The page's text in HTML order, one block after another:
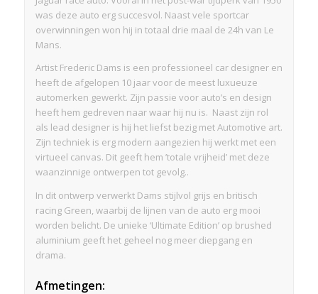
was deze auto erg succesvol. Naast vele sportcar
overwinningen won hij in totaal drie maal de 24h van Le
Mans.
Artist Frederic Dams is een professioneel car designer en
heeft de afgelopen 10 jaar voor de meest luxueuze
automerken gewerkt. Zijn passie voor auto’s en design
heeft hem gedreven naar waar hij nu is. Naast zijn rol
als lead designer is hij het liefst bezig met Automotive art.
Zijn techniek is erg modern aangezien hij werkt met een
virtueel canvas. Dit geeft hem ’totale vrijheid’ met deze
waanzinnige ontwerpen tot gevolg..
In dit ontwerp verwerkt Dams stijlvol grijs en britisch
racing Green, waarbij de lijnen van de auto erg mooi
worden belicht. De unieke ‘Ultimate Edition’ op brushed
aluminium geeft het geheel nog meer diepgang en
drama.
Afmetingen: